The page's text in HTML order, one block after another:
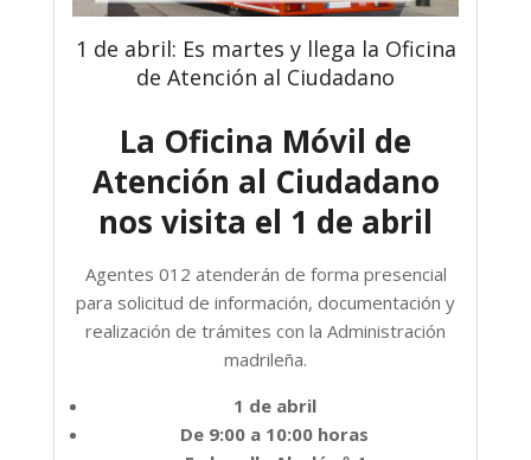
1 de abril: Es martes y llega la Oficina
de Atención al Ciudadano
La Oficina Móvil de
Atención al Ciudadano
nos visita el 1 de abril
Agentes 012 atenderán de forma presencial
para solicitud de información, documentación y
realización de trámites con la Administración
madrileña.
1 de abril
De 9:00 a 10:00 horas